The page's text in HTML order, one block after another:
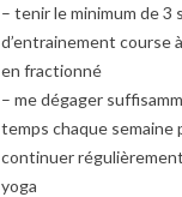
– tenir le minimum de 3
d’entrainement course
en fractionné
– me dégager
temps chaque semaine
continuer
yoga